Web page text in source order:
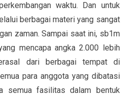
waktu. Dan untuk
berbagai materi yang sangat
zaman. Sampai saat ini, sb1m
mencapa angka 2.000 lebih
dari berbagai tempat di
para anggota yang dibatasi
semua fasilitas dalam bentuk